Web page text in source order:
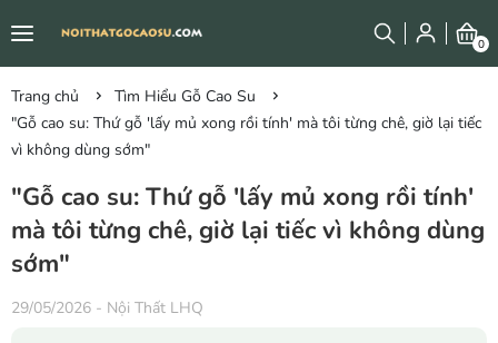
0
Trang chủ
Tìm Hiểu Gỗ Cao Su
"Gỗ cao su: Thứ gỗ 'lấy mủ xong rồi tính' mà tôi từng chê, giờ lại tiếc
vì không dùng sớm"
"Gỗ cao su: Thứ gỗ 'lấy mủ xong rồi tính'
mà tôi từng chê, giờ lại tiếc vì không dùng
sớm"
29/05/2026 - Nội Thất LHQ